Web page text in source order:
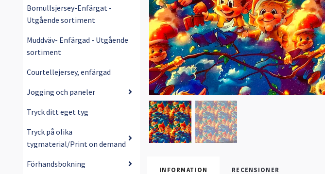
Bomullsjersey-Enfärgat -
Utgående sortiment
Muddväv- Enfärgad - Utgående
sortiment
Courtellejersey, enfärgad
Jogging och paneler
Tryck ditt eget tyg
Tryck på olika
tygmaterial/Print on demand
Förhandsbokning
INFORMATION RECENSIONER